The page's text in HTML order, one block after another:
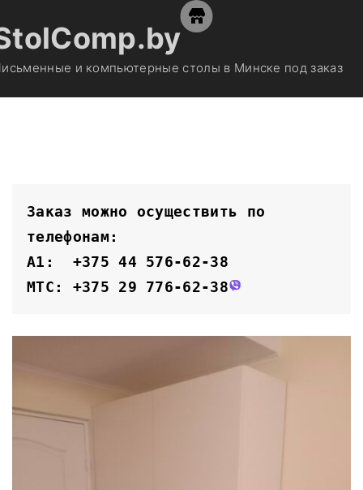
k
i
p
t
и компьютерные столы в Минске под заказ
Заказ можно осуществить по
телефонам:
A1:  +375 44 576-62-38
MTC: +375 29 776-62-38